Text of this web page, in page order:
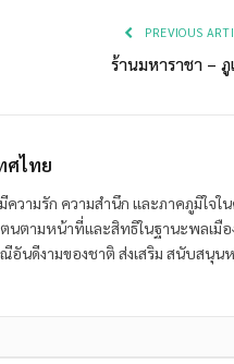
PREVIOUS
ร้านมหาราชา – ภู
ศไทย
ความรัก ความสำนึก และภาคภูมิใ
ตามหน้าที่และสิทธิในฐานะพลเมือ
อันดีงามของชาติ ส่งเสริม สนับสนุน